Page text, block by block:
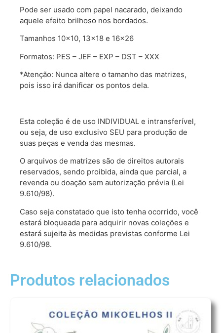
Pode ser usado com papel nacarado, deixando
aquele efeito brilhoso nos bordados.
Tamanhos 10×10, 13×18 e 16×26
Formatos: PES – JEF – EXP – DST – XXX
*Atenção: Nunca altere o tamanho das matrizes,
pois isso irá danificar os pontos dela.
Esta coleção é de uso INDIVIDUAL e intransferível,
ou seja, de uso exclusivo SEU para produção de
suas peças e venda das mesmas.
O arquivos de matrizes são de direitos autorais
reservados, sendo proibida, ainda que parcial, a
revenda ou doação sem autorização prévia (Lei
9.610/98).
Caso seja constatado que isto tenha ocorrido, você
estará bloqueada para adquirir novas coleções e
estará sujeita às medidas previstas conforme Lei
9.610/98.
Produtos relacionados